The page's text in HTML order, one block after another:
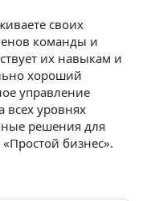
своих
команды и
их навыкам и
хороший
управление
уровнях
решения для
бизнес».